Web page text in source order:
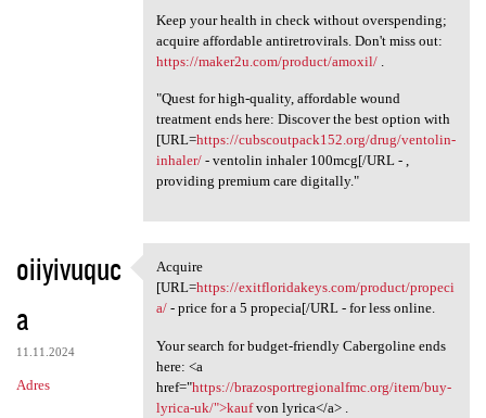
Keep your health in check without overspending;
acquire affordable antiretrovirals. Don't miss out:
https://maker2u.com/product/amoxil/.
"Quest for high-quality, affordable wound
treatment ends here: Discover the best option with
[URL=https://cubscoutpack152.org/drug/ventolin-
inhaler/- ventolin inhaler 100mcg[/URL - ,
providing premium care digitally."
oiiyivuquc
a
11.11.2024
Adres
Acquire [URL=https:/
Acquire
[URL=https://exitfloridakeys.com/product/propeci
a/- price for a 5 propecia[/URL - for less online.
Your search for budget-friendly Cabergoline ends
here: <a
href="https://brazosportregionalfmc.org/item/buy-
lyrica-uk/">kaufvon lyrica</a> .